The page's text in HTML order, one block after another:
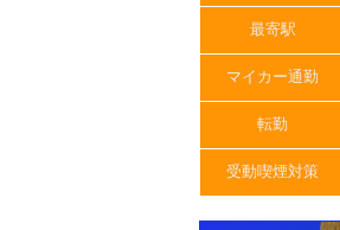
最寄駅
マイカー通勤
転勤
受動喫煙対策